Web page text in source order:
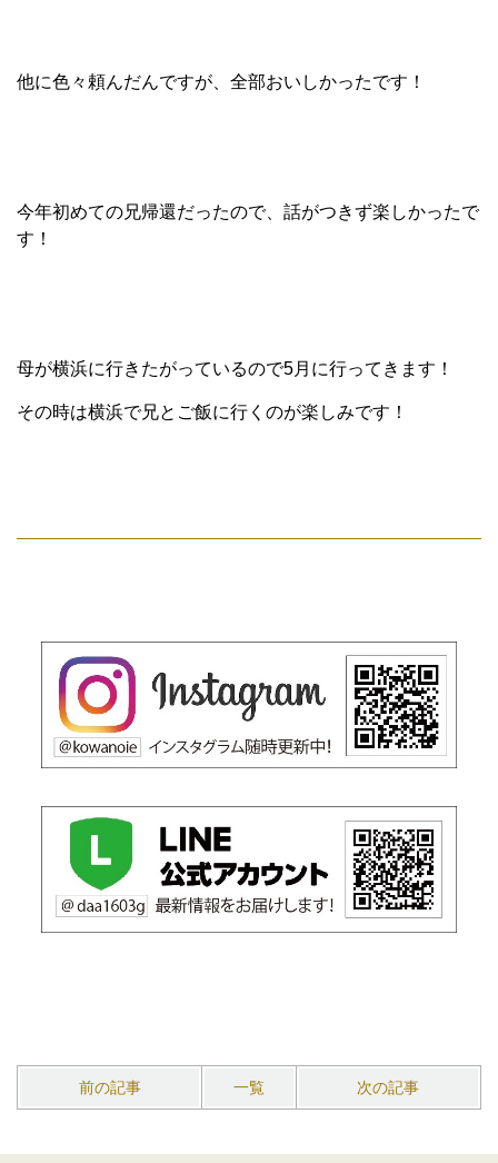
他に色々頼んだんですが、全部おいしかったです！
今年初めての兄帰還だったので、話がつきず楽しかったで
す！
母が横浜に行きたがっているので5月に行ってきます！
その時は横浜で兄とご飯に行くのが楽しみです！
前の記事 一覧 次の記事